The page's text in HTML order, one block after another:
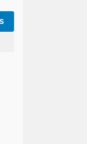
Gubernur Jawa Barat, Kang Dedi Mulyadi (KDM) Resmi Buka Sayembara Berhadiah 5 juta Hingga Rp50 Juta